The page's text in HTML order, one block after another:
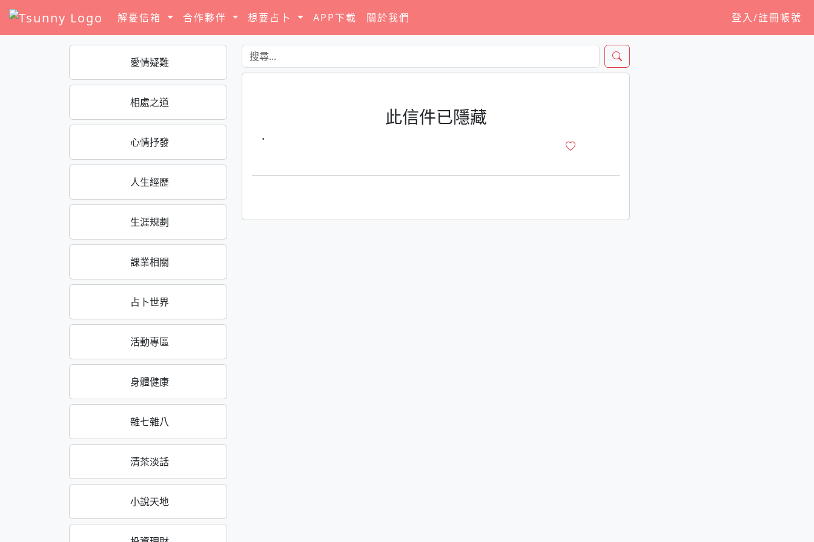
解憂信箱 合作夥伴 想要占卜 APP下載 關於我們 登入/註冊帳號
愛情疑難
相處之道
心情抒發
人生經歷
生涯規劃
課業相關
占卜世界
活動專區
身體健康
雜七雜八
清茶淡話
小說天地
此信件已隱藏
·